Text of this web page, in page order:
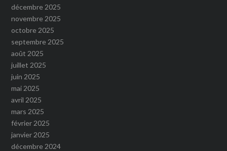
décembre 2025
novembre 2025
octobre 2025
septembre 2025
août 2025
juillet 2025
juin 2025
mai 2025
avril 2025
mars 2025
février 2025
janvier 2025
décembre 2024